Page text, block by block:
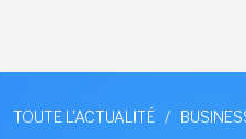
TOUTE L'ACTUALITÉ /